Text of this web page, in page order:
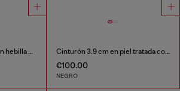
4 cm cinturón de piel con hebilla Oval D martillada Cinturón 3.9 cm en piel tratada con logotipo de Diesel
€100.00
NEGRO